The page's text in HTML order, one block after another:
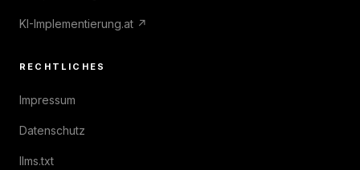
KI-Implementierung.at ↗
RECHTLICHES
Impressum
Datenschutz
llms.txt